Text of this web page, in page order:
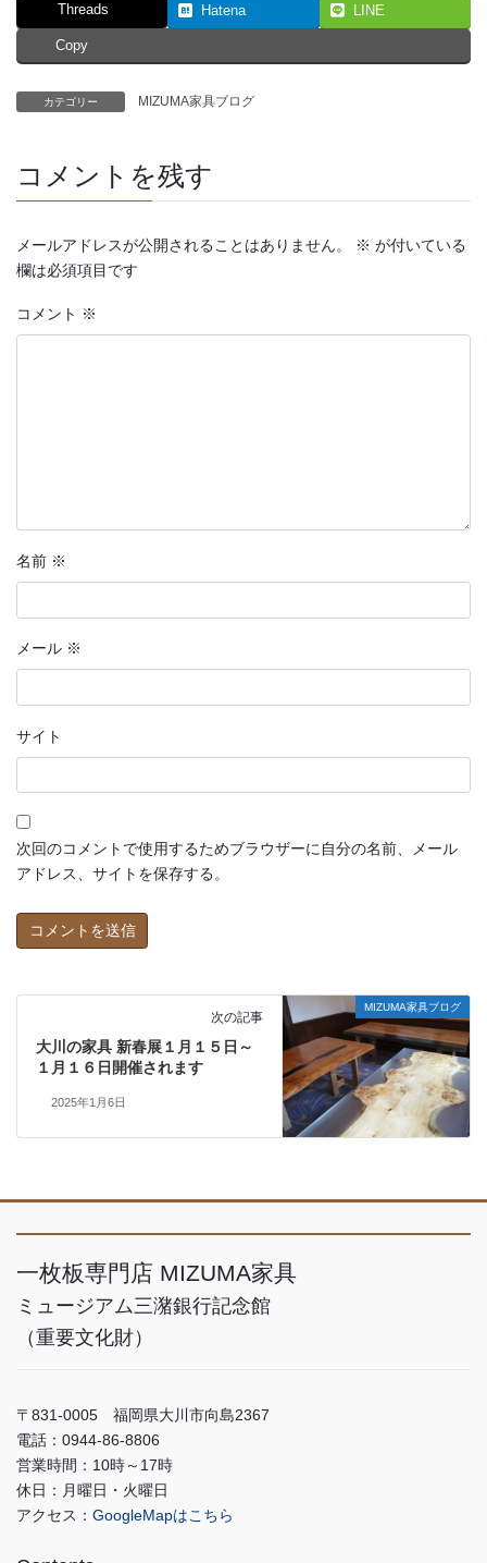
Threads Hatena LINE
Copy
カテゴリー MIZUMA家具ブログ
コメントを残す
メールアドレスが公開されることはありません。 ※ が付いている
欄は必須項目です
コメント ※
名前 ※
メール ※
サイト
次回のコメントで使用するためブラウザーに自分の名前、メール
アドレス、サイトを保存する。
MIZUMA家具ブログ
次の記事
大川の家具 新春展１月１５日～
１月１６日開催されます
2025年1月6日
一枚板専門店 MIZUMA家具
ミュージアム三潴銀行記念館
（重要文化財）
〒831-0005 福岡県大川市向島2367
電話：0944-86-8806
営業時間：10時～17時
休日：月曜日・火曜日
アクセス： GoogleMapはこちら